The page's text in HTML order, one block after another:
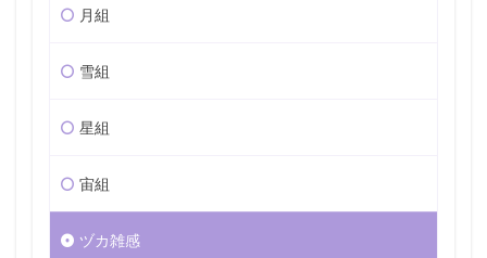
月組
雪組
星組
宙組
ヅカ雑感